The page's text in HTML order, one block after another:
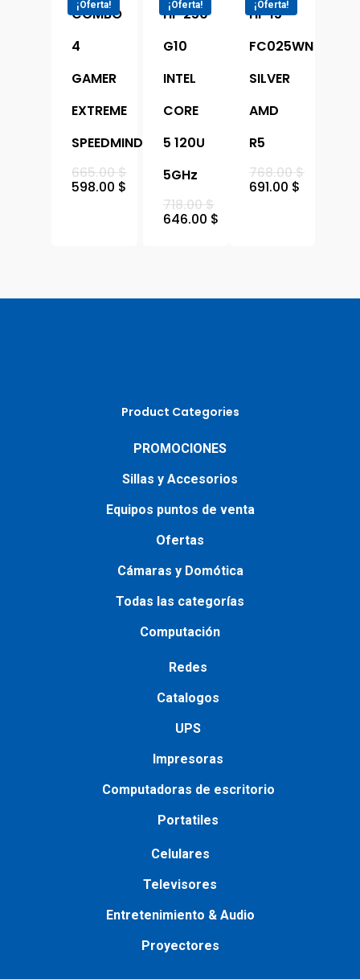
¡Oferta!
COMBO
4
GAMER
EXTREME
SPEEDMIND
665.00$
598.00 $
¡Oferta!
HP 250
G10
INTEL
CORE
5 120U
5GHz
718.00$
646.00 $
¡Oferta!
HP 15
FC025WN
SILVER
AMD
R5
768.00$
691.00 $
Product Categories
PROMOCIONES
Sillas y Accesorios
Equipos puntos de venta
Ofertas
Cámaras y Domótica
Todas las categorías
Computación
Redes
Catalogos
UPS
Impresoras
Сomputadoras de escritorio
Portatiles
Сelulares
Televisores
Entretenimiento & Audio
Proyectores
Tecnica